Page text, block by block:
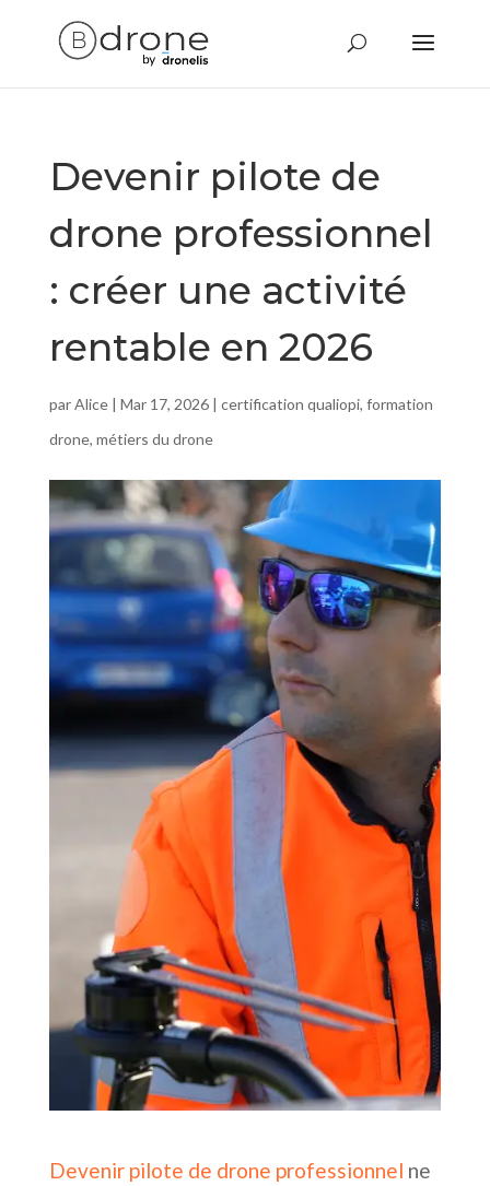
Devenir pilote de
drone professionnel
: créer une activité
rentable en 2026
parAlice| Mar 17, 2026| certification qualiopi, formation
drone, métiers du drone
Devenir pilote de drone professionnel ne